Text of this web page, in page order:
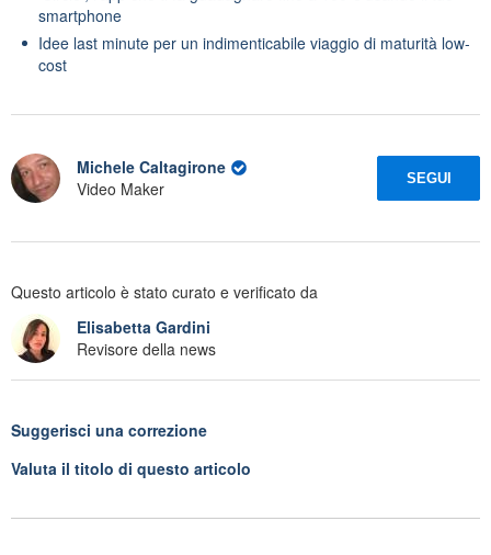
smartphone
Idee last minute per un indimenticabile viaggio di maturità low-
cost
Michele Caltagirone
Video Maker
SEGUI
Questo articolo è stato curato e verificato da
Elisabetta Gardini
Revisore della news
Suggerisci una correzione
Valuta il titolo di questo articolo